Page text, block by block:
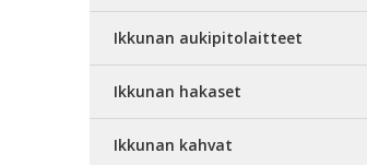
Ikkunan aukipitolaitteet
Ikkunan hakaset
Ikkunan kahvat